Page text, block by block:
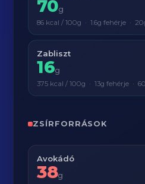
70g
86 kcal / 100g · 1.6g fehérje ·
Zabliszt
16g
375 kcal / 100g · 13g fehérje ·
ZSÍRFORRÁSOK
Avokádó
38g